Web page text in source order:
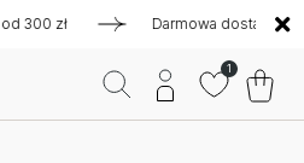
Darmowa dostawa dla zamówień
1